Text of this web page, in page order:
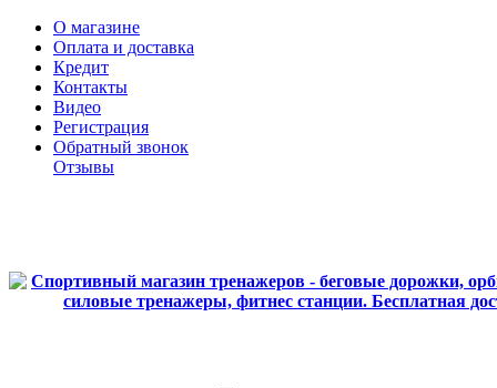
О магазине
Оплата и доставка
Кредит
Контакты
Видео
Регистрация
Обратный звонок
Отзывы